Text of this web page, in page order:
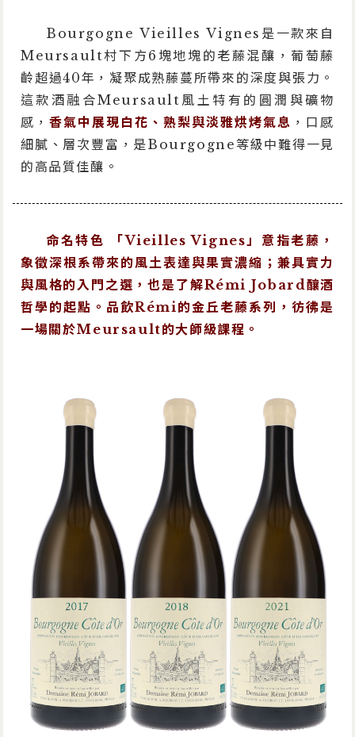
Bourgogne Vieilles Vignes是一款來自
Meursault村下方6塊地塊的老藤混釀，葡萄藤
齡超過40年，凝聚成熟藤蔓所帶來的深度與張力。
這款酒融合Meursault風土特有的圓潤與礦物
感，香氣中展現白花、熟梨與淡雅烘烤氣息 ，口感
細膩、層次豐富，是Bourgogne等級中難得一見
的高品質佳釀。
命名特色 「Vieilles Vignes」意指老藤，
象徵深根系帶來的風土表達與果實濃縮；兼具實力
與風格的入門之選，也是了解Rémi Jobard釀酒
哲學的起點。品飲Rémi的金丘老藤系列，彷彿是
一場關於Meursault的大師級課程。